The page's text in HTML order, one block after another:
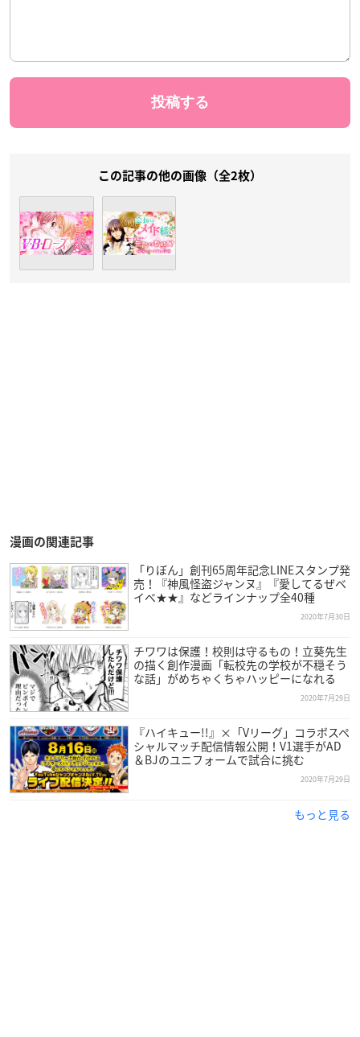
この記事の他の画像（全2枚）
漫画の関連記事
「りぼん」創刊65周年記念LINEスタンプ発
売！『神風怪盗ジャンヌ』『愛してるぜベ
イべ★★』などラインナップ全40種
2020年7月30日
チワワは保護！校則は守るもの！立葵先生
の描く創作漫画「転校先の学校が不穏そう
な話」がめちゃくちゃハッピーになれる
2020年7月29日
『ハイキュー!!』×「Vリーグ」コラボスペ
シャルマッチ配信情報公開！V1選手がAD
＆BJのユニフォームで試合に挑む
2020年7月29日
もっと見る